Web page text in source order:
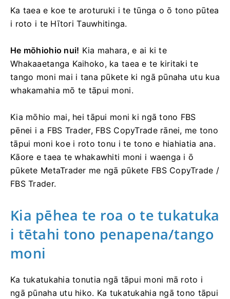
Ka taea e koe te aroturuki i te tūnga o ō tono pūtea
i roto i te Hītori Tauwhitinga.
He mōhiohio nui! Kia mahara, e ai ki te
Whakaaetanga Kaihoko, ka taea e te kiritaki te
tango moni mai i tana pūkete ki ngā pūnaha utu kua
whakamahia mō te tāpui moni.
Kia mōhio mai, hei tāpui moni ki ngā tono FBS
pēnei i a FBS Trader, FBS CopyTrade rānei, me tono
tāpui moni koe i roto tonu i te tono e hiahiatia ana.
Kāore e taea te whakawhiti moni i waenga i ō
pūkete MetaTrader me ngā pūkete FBS CopyTrade /
FBS Trader.
Kia pēhea te roa o te tukatuka
i tētahi tono penapena/tango
moni
Ka tukatukahia tonutia ngā tāpui moni mā roto i
ngā pūnaha utu hiko. Ka tukatukahia ngā tono tāpui